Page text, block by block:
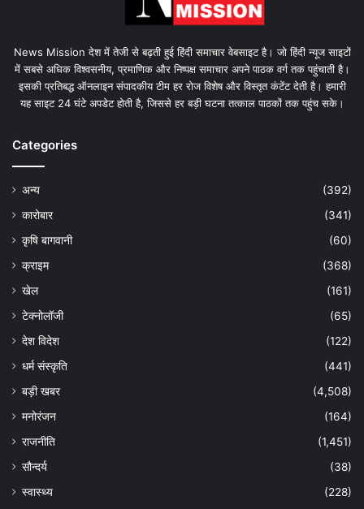
News Mission देश में तेजी से बढ़ती हुई हिंदी समाचार वेबसाइट है। जो हिंदी न्यूज साइटों
में सबसे अधिक विश्वसनीय, प्रमाणिक और निष्पक्ष समाचार अपने पाठक वर्ग तक पहुंचाती है।
इसकी प्रतिबद्ध ऑनलाइन संपादकीय टीम हर रोज विशेष और विस्तृत कंटेंट देती है। हमारी
यह साइट 24 घंटे अपडेट होती है, जिससे हर बड़ी घटना तत्काल पाठकों तक पहुंच सके।
Categories
अन्य
(392)
कारोबार
(341)
कृषि बागवानी
(60)
क्राइम
(368)
खेल
(161)
टेक्नोलॉजी
(65)
देश विदेश
(122)
धर्म संस्कृति
(441)
बड़ी खबर
(4,508)
मनोरंजन
(164)
राजनीति
(1,451)
सौन्दर्य
(38)
स्वास्थ्य
(228)